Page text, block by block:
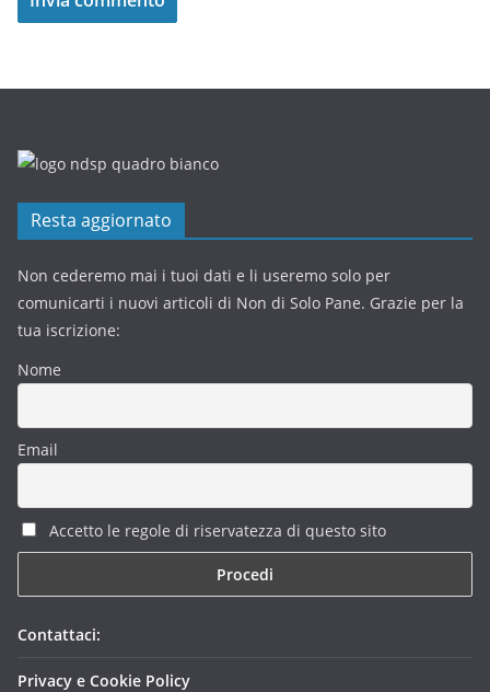
Resta aggiornato
Non cederemo mai i tuoi dati e li useremo solo per
comunicarti i nuovi articoli di Non di Solo Pane. Grazie per la
tua iscrizione:
Nome
Email
Accetto le regole di riservatezza di questo sito
Contattaci:
Privacy e Cookie Policy